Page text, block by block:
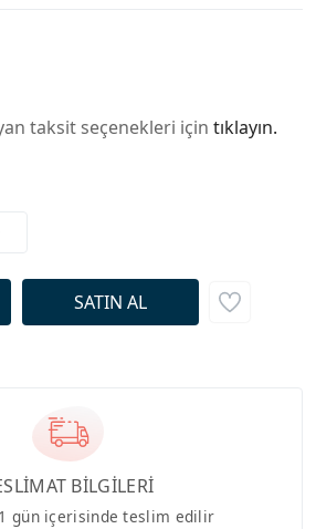
taksit seçenekleri için tıklayın.
BİLGİLERİ
gün içerisinde teslim edilir